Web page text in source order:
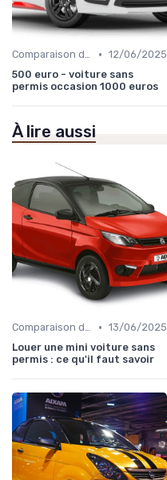
Comparaison des Modèles • 12/06/2025
500 euro - voiture sans
permis occasion 1000 euros
À lire aussi
Comparaison des Modèles • 13/06/2025
Louer une mini voiture sans
permis : ce qu'il faut savoir